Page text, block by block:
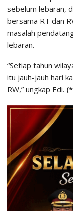
sebelum lebaran,
bersama RT dan
masalah
lebaran.
“Setiap tahun
itu jauh-jauh hari
RW,” ungkap Edi.